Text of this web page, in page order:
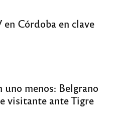
Córdoba en clave
uno menos: Belgrano
visitante ante Tigre